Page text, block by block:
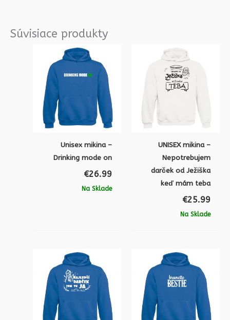
Súvisiace produkty
Unisex mikina –
Drinking mode on
€26.99
Na Sklade
UNISEX mikina –
Nepotrebujem
darček od Ježiška
keď mám teba
€25.99
Na Sklade